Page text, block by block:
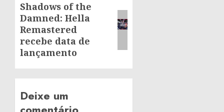
Next
post:
Shadows of the
Damned: Hella
Remastered
recebe data de
lançamento
Deixe um